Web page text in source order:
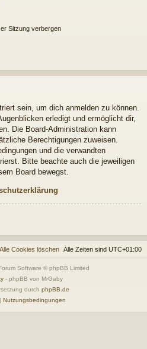
Sitzung verbergen
sein, um dich anmelden zu können.
erledigt und ermöglicht dir,
Die Board-Administration kann
Berechtigungen zuweisen.
und die verwandten
Bitte beachte auch die jeweiligen
Board bewegst.
Alle Zeiten sind UTC+01:00
Alle Cookies löschen
Software © phpBB Limited
- phpBB von MrGaby
durch phpBB.de
Nutzungsbedingungen